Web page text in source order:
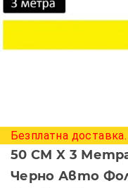
Безплатна
50 СМ X 3
Черно Авто